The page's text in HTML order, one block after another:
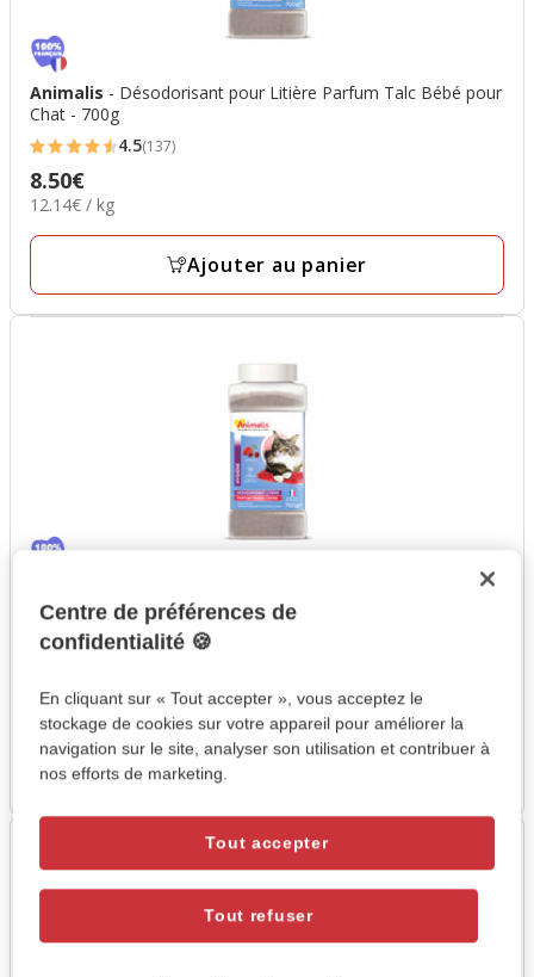
Animalis - Désodorisant pour Litière Parfum Talc Bébé pour
Chat - 700g
4.5
étoiles
avec
137
4.5(137)
Prix
8.50€
8.50€
12.14€
Kg
12.14€ / kg
Ajouter au panier
- Désodorisant pour Litière Parfum Fraise et Cerise
pour Chat - 700g
étoiles
avec
129
avis
4.4(129)
8.50€
12.14€
par
Kg
12.14€ / kg
Ajouter au panier
Centre de préférences de
confidentialité 🍪
En cliquant sur « Tout accepter », vous acceptez le
stockage de cookies sur votre appareil pour améliorer la
navigation sur le site, analyser son utilisation et contribuer à
nos efforts de marketing.
Tout refuser
Tout accepter